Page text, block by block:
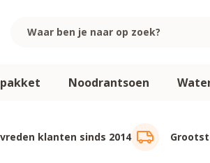
Noodrantsoen
klanten sinds 2014